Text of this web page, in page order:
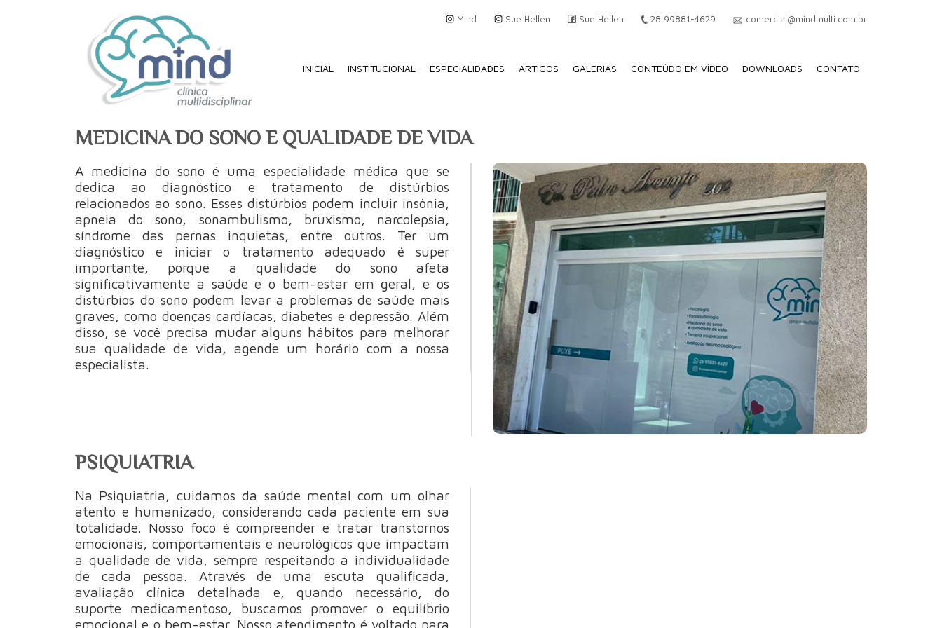
comercial@mindmulti.com.br
28 99881-4629
Sue Hellen
Sue Hellen
Mind
INICIAL INSTITUCIONAL ESPECIALIDADES ARTIGOS GALERIAS CONTEÚDO EM VÍDEO DOWNLOADS CONTATO
MEDICINA DO SONO E QUALIDADE DE VIDA
A medicina do sono é uma especialidade médica que se
dedica ao diagnóstico e tratamento de distúrbios
relacionados ao sono. Esses distúrbios podem incluir insônia,
apneia do sono, sonambulismo, bruxismo, narcolepsia,
síndrome das pernas inquietas, entre outros. Ter um
diagnóstico e iniciar o tratamento adequado é super
importante, porque a qualidade do sono afeta
significativamente a saúde e o bem-estar em geral, e os
distúrbios do sono podem levar a problemas de saúde mais
graves, como doenças cardíacas, diabetes e depressão. Além
disso, se você precisa mudar alguns hábitos para melhorar
sua qualidade de vida, agende um horário com a nossa
especialista.
PSIQUIATRIA
Na Psiquiatria, cuidamos da saúde mental com um olhar
atento e humanizado, considerando cada paciente em sua
totalidade. Nosso foco é compreender e tratar transtornos
emocionais, comportamentais e neurológicos que impactam
a qualidade de vida, sempre respeitando a individualidade
de cada pessoa. Através de uma escuta qualificada,
avaliação clínica detalhada e, quando necessário, do
suporte medicamentoso, buscamos promover o equilíbrio
emocional e o bem-estar. Nosso atendimento é voltado para